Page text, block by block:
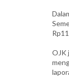
OJK